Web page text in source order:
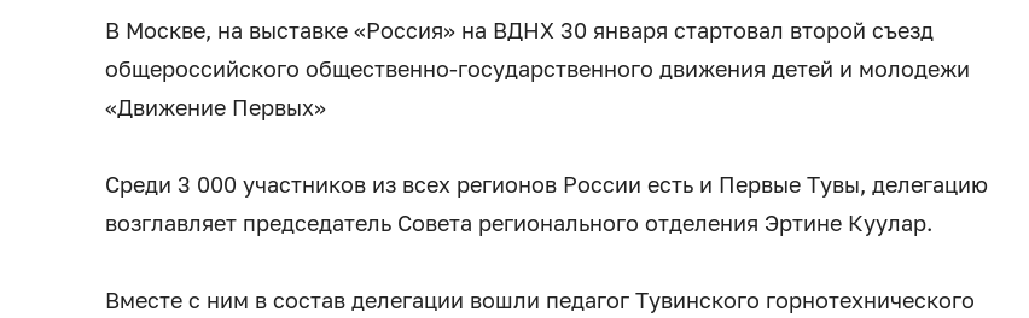
В Москве, на выставке «Россия» на ВДНХ 30 января стартовал второй съезд
общероссийского общественно-государственного движения детей и молодежи
«Движение Первых»
Среди 3 000 участников из всех регионов России есть и Первые Тувы, делегацию
возглавляет председатель Совета регионального отделения Эртине Куулар.
Вместе с ним в состав делегации вошли педагог Тувинского горнотехнического